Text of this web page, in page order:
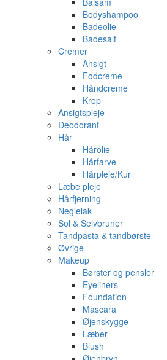
Bodyshampoo
Badeolie
Badesalt
Cremer
Ansigt
Fodcreme
Håndcreme
Krop
Ansigtspleje
Deodorant
Hår
Hårolie
Hårfarve
Hårpleje/Kur
Læbe pleje
Hårfjerning
Neglelak
Sol & Selvbruner
Tandpasta & tandbørste
Øvrige
Makeup
Børster og pensler
Eyeliners
Foundation
Mascara
Øjenskygge
Læber
Blush